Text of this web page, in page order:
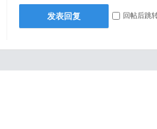
发表回复 回帖后跳